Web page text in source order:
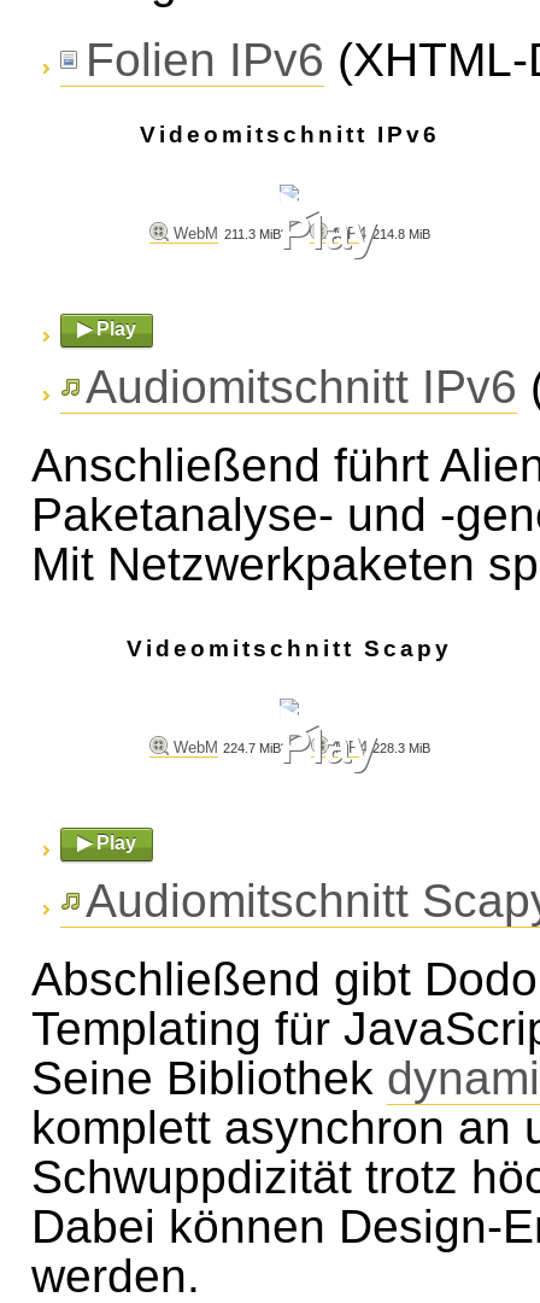
Folien IPv6
Videomitschnitt IPv6
▶
Play
WebM 211.3 MiB MP4 214.8 MiB
▶ Play
Audiomitschnitt IPv6
Anschließend führt
Paketanalyse- und -
Mit Netzwerkpaketen
Videomitschnitt Scapy
▶
Play
WebM 224.7 MiB MP4 228.3 MiB
▶ Play
Audiomitschnitt
Abschließend gibt
Templating für
Seine Bibliothek
komplett asynchron an
Schwuppdizität trotz
Dabei können Design-
werden.